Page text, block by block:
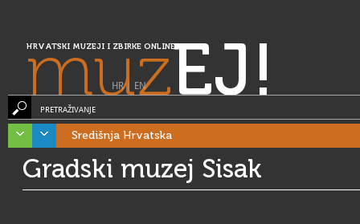
HRVATSKI MUZEJI I ZBIRKE ONLINE
muzEJ!
HR| EN
PRETRAŽIVANJE
Središnja Hrvatska
Gradski muzej Sisak